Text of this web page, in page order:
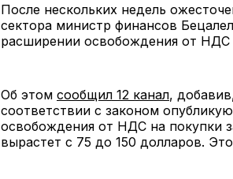
После нескольких недель
сектора министр финансов
расширении освобождения от НДС
Об этом сообщил 12 канал,
соответствии с законом
освобождения от НДС на покупки
вырастет с 75 до 150 долларов.